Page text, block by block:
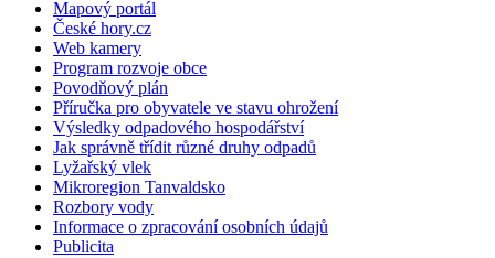
Mapový portál
České hory.cz
Web kamery
Program rozvoje obce
Povodňový plán
Příručka pro obyvatele ve stavu ohrožení
Výsledky odpadového hospodářství
Jak správně třídit různé druhy odpadů
Lyžařský vlek
Mikroregion Tanvaldsko
Rozbory vody
Informace o zpracování osobních údajů
Publicita